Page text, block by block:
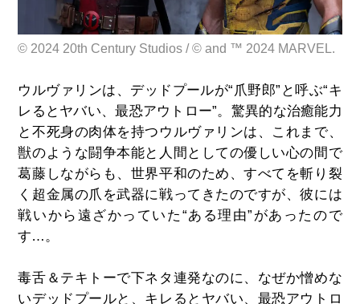
© 2024 20th Century Studios / © and ™ 2024 MARVEL.
ウルヴァリンは、デッドプールが“爪野郎”と呼ぶ“キ
レるとヤバい、最恐アウトロー”。驚異的な治癒能力
と不死身の肉体を持つウルヴァリンは、これまで、
獣のような闘争本能と人間としての優しい心の間で
葛藤しながらも、世界平和のため、すべてを斬り裂
く超金属の爪を武器に戦ってきたのですが、彼には
戦いから遠ざかっていた“ある理由”があったので
す…。
毒舌＆テキトーで下ネタ連発なのに、なぜか憎めな
いデッドプールと、キレるとヤバい、最恐アウトロ